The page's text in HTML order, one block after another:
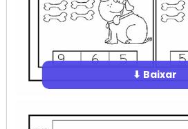
⬇ Baixar